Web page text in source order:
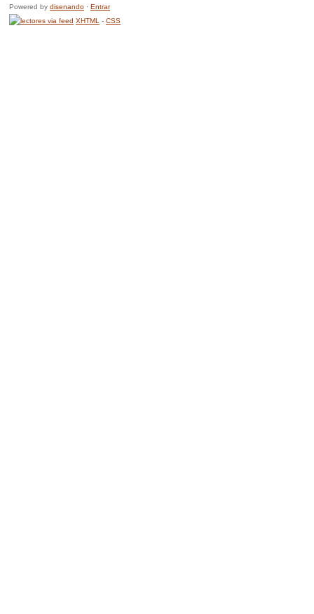
Powered by disenando · Entrar
XHTML - CSS